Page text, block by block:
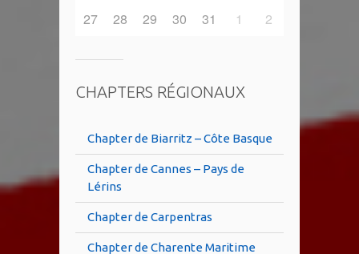
27
28 29 30 31 1 2
CHAPTERS RÉGIONAUX
Chapter de Biarritz – Côte Basque
Chapter de Cannes – Pays de
Lérins
Chapter de Carpentras
Chapter de Charente Maritime